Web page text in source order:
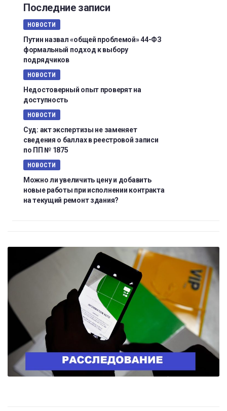
Последние записи
НОВОСТИ
Путин назвал «общей проблемой» 44-ФЗ
формальный подход к выбору
подрядчиков
НОВОСТИ
Недостоверный опыт проверят на
доступность
НОВОСТИ
Суд: акт экспертизы не заменяет
сведения о баллах в реестровой записи
по ПП № 1875
НОВОСТИ
Можно ли увеличить цену и добавить
новые работы при исполнении контракта
на текущий ремонт здания?